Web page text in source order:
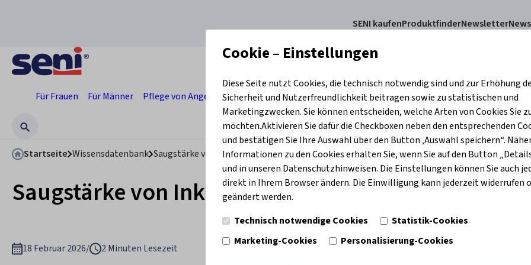
SENI kaufenProduktfinderNewsletter
Für Frauen Für Männer Pflege von Angehörigen ProduktkategorienHautpflegeFachkräfteWissensdatenbank
Startseite Wissensdatenbank Saugstärke von Inkontinenzprodukten einfach korrekt vergleichen
Saugstärke von Inkontinenzprodukten einfach
18 Februar 2026/ 2 Minuten Lesezeit
Cookie – Einstellungen
Diese Seite nutzt Cookies, die technisch notwendig sind und zur Erhöhung
Sicherheit und Nutzerfreundlichkeit beitragen sowie zu statistischen und
Marketingzwecken. Sie können entscheiden, welche Arten von Cookies Sie
möchten.Aktivieren Sie dafür die Checkboxen neben den entsprechenden
und bestätigen Sie Ihre Auswahl über den Button ‚Auswahl speichern“.
Informationen zu den Cookies erhalten Sie, wenn Sie auf den Button
und in unseren Datenschutzhinweisen. Die Einstellungen können Sie auch
direkt in Ihrem Browser ändern. Die Einwilligung kann jederzeit widerrufen
geändert werden.
Technisch notwendige Cookies
Statistik-Cookies
Marketing-Cookies
Personalisierung-Cookies